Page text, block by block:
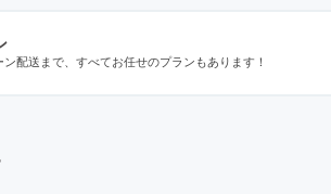
配送まで、すべてお任せのプランもあります！